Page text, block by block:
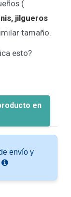
(
jilgueros
tamaño.
esto?
en
envío y